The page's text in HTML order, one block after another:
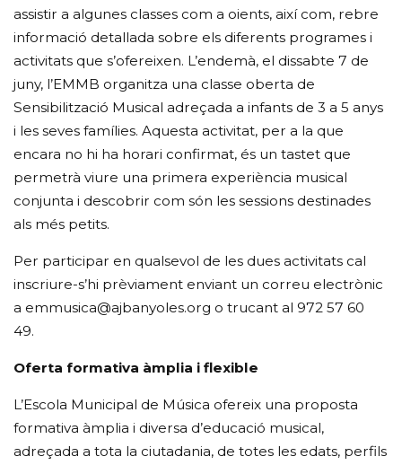
assistir a algunes classes com a oients, així com, rebre
informació detallada sobre els diferents programes i
activitats que s’ofereixen. L’endemà, el dissabte 7 de
juny, l’EMMB organitza una classe oberta de
Sensibilització Musical adreçada a infants de 3 a 5 anys
i les seves famílies. Aquesta activitat, per a la que
encara no hi ha horari confirmat, és un tastet que
permetrà viure una primera experiència musical
conjunta i descobrir com són les sessions destinades
als més petits.
Per participar en qualsevol de les dues activitats cal
inscriure-s’hi prèviament enviant un correu electrònic
a emmusica@ajbanyoles.org o trucant al 972 57 60
49.
Oferta formativa àmplia i flexible
L’Escola Municipal de Música ofereix una proposta
formativa àmplia i diversa d’educació musical,
adreçada a tota la ciutadania, de totes les edats, perfils